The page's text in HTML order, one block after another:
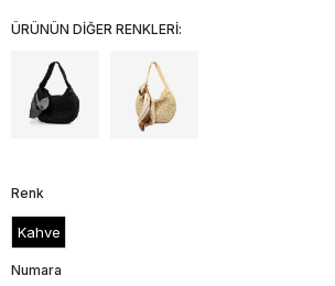
ÜRÜNÜN DİĞER RENKLERİ:
Renk
Kahve
Numara